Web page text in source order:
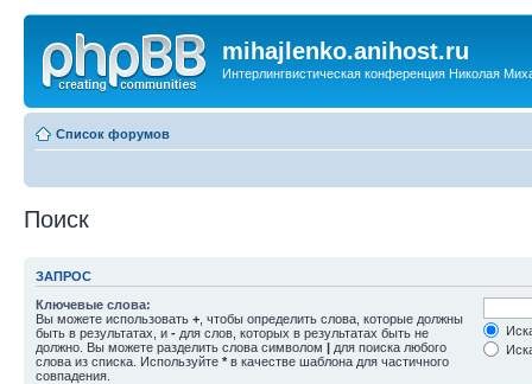
mihajlenko.anihost.ru
Интерлингвистическая конференция Николая
Список форумов
Поиск
ЗАПРОС
Ключевые слова:
Вы можете использовать + , чтобы определить слова, которые должны
быть в результатах, и - для слов, которых в результатах быть не
должно. Вы можете разделить слова символом | для поиска любого
слова из списка. Используйте * в качестве шаблона для частичного
совпадения.